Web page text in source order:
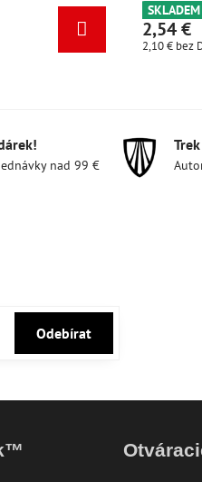
SKLADEM 5ks
2,54 €
bez DPH
nad 99 €
Trek
Odebírat